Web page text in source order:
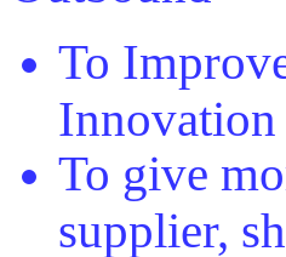
To
Innovation
To give
supplier,